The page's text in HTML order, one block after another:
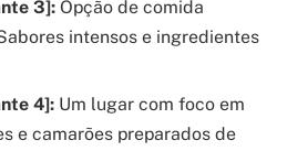
3]: Opção de comida
intensos e ingredientes
4]: Um lugar com foco em
e camarões preparados de